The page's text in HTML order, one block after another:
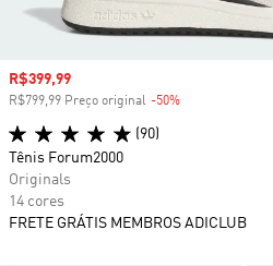
Preço com desconto
R$399,99
R$799,99 Preço original -50%
(90)
Tênis Forum2000
Originals
14 cores
FRETE GRÁTIS MEMBROS ADICLUB